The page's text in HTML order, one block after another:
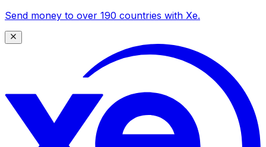
Send money to over 190 countries with Xe.